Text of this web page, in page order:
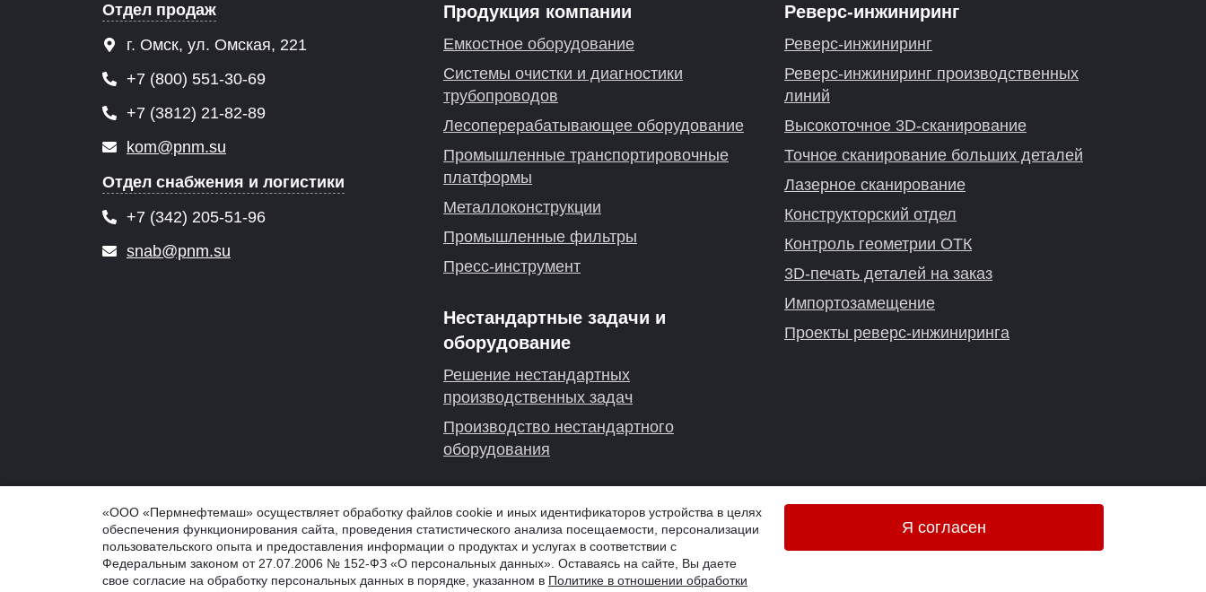
Отдел продаж
г. Омск, ул. Омская, 221
+7 (800) 551-30-69
+7 (3812) 21-82-89
kom@pnm.su
Отдел снабжения и логистики
+7 (342) 205-51-96
snab@pnm.su
Продукция компании
Емкостное оборудование
Системы очистки и диагностики
трубопроводов
Лесоперерабатывающее оборудование
Промышленные транспортировочные
платформы
Металлоконструкции
Промышленные фильтры
Пресс-инструмент
Нестандартные задачи и
оборудование
Решение нестандартных
производственных задач
Производство нестандартного
оборудования
Реверс-инжиниринг
Реверс-инжиниринг
Реверс-инжиниринг производственных
линий
Высокоточное 3D-сканирование
Точное сканирование больших деталей
Лазерное сканирование
Конструкторский отдел
Контроль геометрии ОТК
3D-печать деталей на заказ
Импортозамещение
Проекты реверс-инжиниринга
© 2026 PNM.SU - ООО "Пермнефтемаш" (ПНМ, PNM), г. Омск
Обработка персональных данных
Информация на сайте не является публичной офертой
Онлайн-консультация
«ООО «Пермнефтемаш» осуществляет обработку файлов cookie и иных идентификаторов устройства в целях
обеспечения функционирования сайта, проведения статистического анализа посещаемости, персонализации
пользовательского опыта и предоставления информации о продуктах и услугах в соответствии с
Федеральным законом от 27.07.2006 № 152-ФЗ «О персональных данных». Оставаясь на сайте, Вы даете
свое согласие на обработку персональных данных в порядке, указанном в Политике в отношении обработки
Я согласен